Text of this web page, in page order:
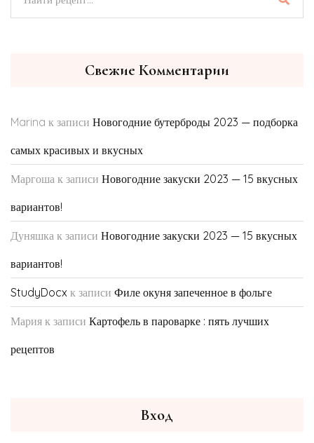
Свежие Комментарии
Marina к записи Новогодние бутерброды 2023 — подборка
самых красивых и вкусных
Маргоша к записи Новогодние закуски 2023 — 15 вкусных
вариантов!
Дуняшка к записи Новогодние закуски 2023 — 15 вкусных
вариантов!
StudyDocx к записи Филе окуня запеченное в фольге
Мария к записи Картофель в пароварке : пять лучших
рецептов
Вход